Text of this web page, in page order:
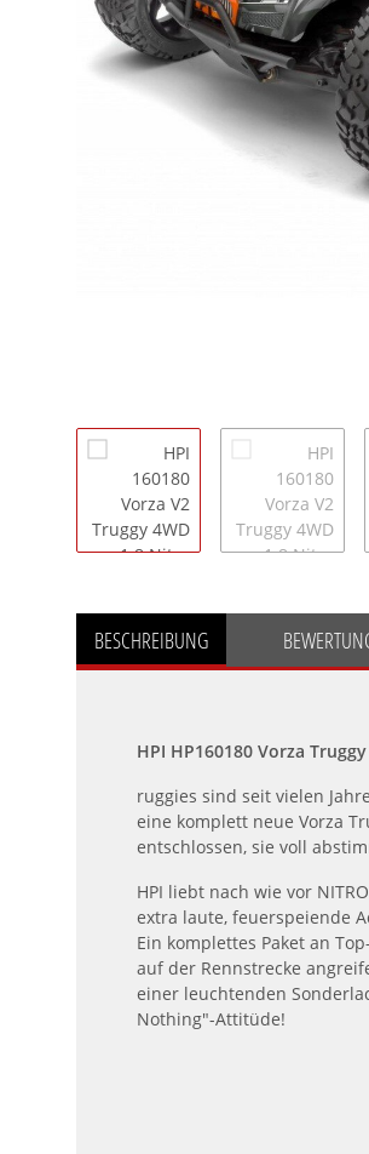
BESCHREIBUNG
HPI HP160180 Vorza
ruggies sind seit vielen
eine komplett neue Vorza
entschlossen, sie voll
HPI liebt nach wie vor
extra laute, feuerspeiende
Ein komplettes Paket an
auf der Rennstrecke
einer leuchtenden
Nothing"-Attitüde!